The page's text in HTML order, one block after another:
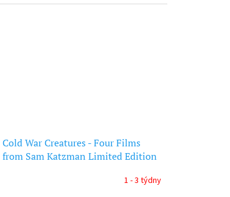
Cold War Creatures - Four Films
from Sam Katzman Limited Edition
1 - 3 týdny